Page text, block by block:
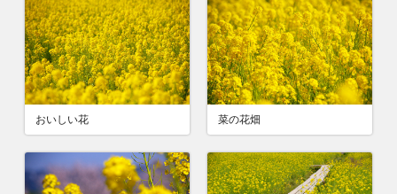
おいしい花 菜の花畑